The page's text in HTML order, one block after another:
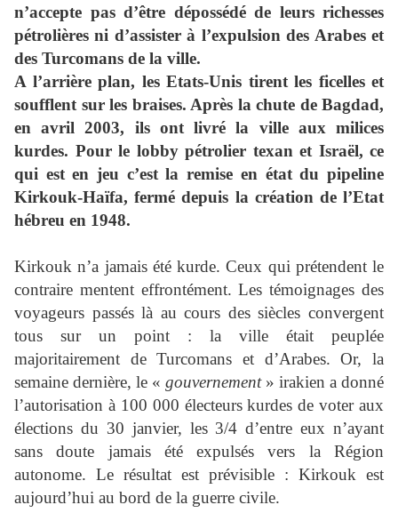
n’accepte pas d’être dépossédé de leurs richesses
pétrolières ni d’assister à l’expulsion des Arabes et
des Turcomans de la ville.
A l’arrière plan, les Etats-Unis tirent les ficelles et
soufflent sur les braises. Après la chute de Bagdad,
en avril 2003, ils ont livré la ville aux milices
kurdes. Pour le lobby pétrolier texan et Israël, ce
qui est en jeu c’est la remise en état du pipeline
Kirkouk-Haïfa, fermé depuis la création de l’Etat
hébreu en 1948.
Kirkouk n’a jamais été kurde. Ceux qui prétendent le
contraire mentent effrontément. Les témoignages des
voyageurs passés là au cours des siècles convergent
tous sur un point : la ville était peuplée
majoritairement de Turcomans et d’Arabes. Or, la
semaine dernière, le « gouvernement» irakien a donné
l’autorisation à 100 000 électeurs kurdes de voter aux
élections du 30 janvier, les 3/4 d’entre eux n’ayant
sans doute jamais été expulsés vers la Région
autonome. Le résultat est prévisible : Kirkouk est
aujourd’hui au bord de la guerre civile.